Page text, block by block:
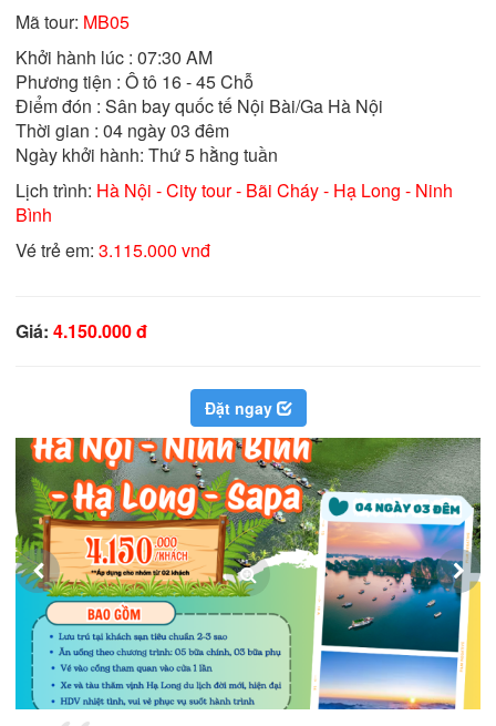
Mã tour: MB05
Khởi hành lúc : 07:30 AM
Phương tiện : Ô tô 16 - 45 Chỗ
Điểm đón : Sân bay quốc tế Nội Bài/Ga Hà Nội
Thời gian : 04 ngày 03 đêm
Ngày khởi hành: Thứ 5 hằng tuần
Lịch trình: Hà Nội - City tour - Bãi Cháy - Hạ Long - Ninh
Bình
Vé trẻ em: 3.115.000 vnđ
Giá: 4.150.000 đ
Đặt ngay